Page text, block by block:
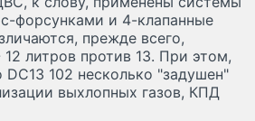
форсунками и 4-клапанные
прежде всего,
литров против 13. При этом,
DC13 102 несколько "задушен"
выхлопных газов, КПД